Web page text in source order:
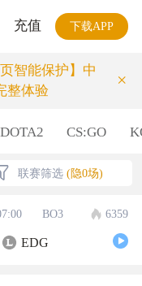
充值 下载APP
智能保护】中
整体验
×
DOTA2 CS:GO
联赛筛选 (隐0场)
BO3 6359
EDG